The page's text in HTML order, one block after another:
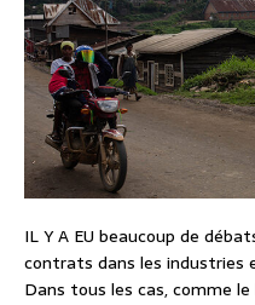
IL Y A EU beaucoup de
contrats dans les industries
Dans tous les cas, comme